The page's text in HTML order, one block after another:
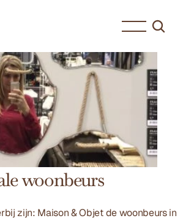
woonbeurs
zijn: Maison & Objet de woonbeurs in